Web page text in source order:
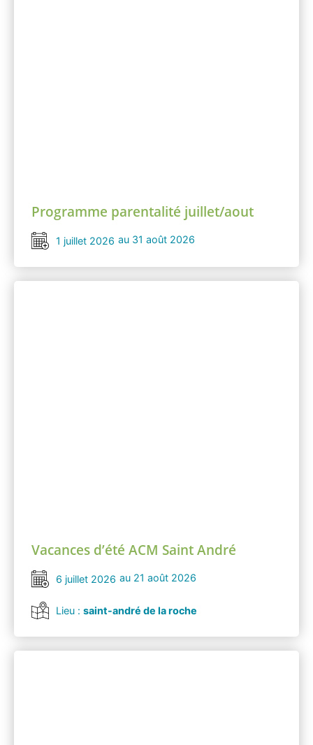
Programme parentalité juillet/aout
1 juillet 2026 au 31 août 2026
Vacances d’été ACM Saint André
6 juillet 2026 au 21 août 2026
Lieu : saint-andré de la roche